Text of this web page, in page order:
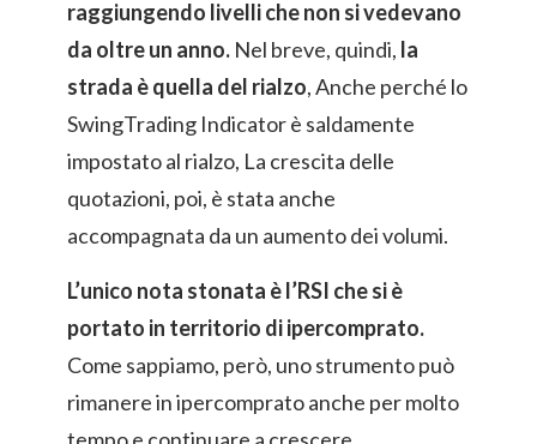
raggiungendo livelli che non si vedevano
da oltre un anno. Nel breve, quindi, la
strada è quella del rialzo, Anche perché lo
SwingTrading Indicator è saldamente
impostato al rialzo, La crescita delle
quotazioni, poi, è stata anche
accompagnata da un aumento dei volumi.
L’unico nota stonata è l’RSI che si è
portato in territorio di ipercomprato.
Come sappiamo, però, uno strumento può
rimanere in ipercomprato anche per molto